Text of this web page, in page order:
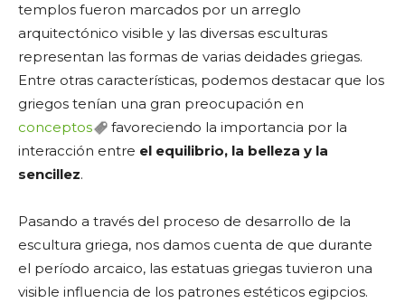
templos fueron marcados por un arreglo
arquitectónico visible y las diversas esculturas
representan las formas de varias deidades griegas.
Entre otras características, podemos destacar que los
griegos tenían una gran preocupación en
conceptos
favoreciendo la importancia por la
interacción entre el equilibrio, la belleza y la
sencillez.
Pasando a través del proceso de desarrollo de la
escultura griega, nos damos cuenta de que durante
el período arcaico, las estatuas griegas tuvieron una
visible influencia de los patrones estéticos egipcios.